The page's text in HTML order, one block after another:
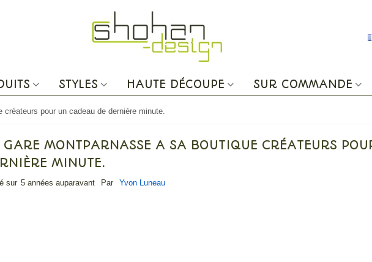
STYLES HAUTE DÉCOUPE SUR COMMANDE
créateurs pour un cadeau de dernière minute.
GARE MONTPARNASSE A SA BOUTIQUE CRÉATEURS
MINUTE.
sur 5 années auparavant Par Yvon Luneau